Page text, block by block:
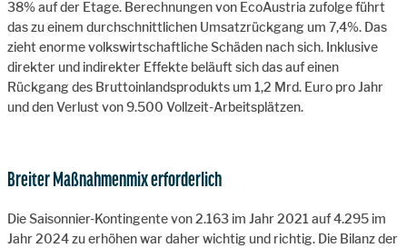
38% auf der Etage. Berechnungen von EcoAustria zufolge führt
das zu einem durchschnittlichen Umsatzrückgang um 7,4%. Das
zieht enorme volkswirtschaftliche Schäden nach sich. Inklusive
direkter und indirekter Effekte beläuft sich das auf einen
Rückgang des Bruttoinlandsprodukts um 1,2 Mrd. Euro pro Jahr
und den Verlust von 9.500 Vollzeit-Arbeitsplätzen.
Breiter Maßnahmenmix erforderlich
Die Saisonnier-Kontingente von 2.163 im Jahr 2021 auf 4.295 im
Jahr 2024 zu erhöhen war daher wichtig und richtig. Die Bilanz der